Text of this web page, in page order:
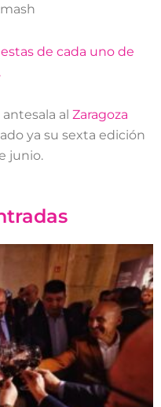
de cada uno de
al Zaragoza
ya su sexta edición
junio.